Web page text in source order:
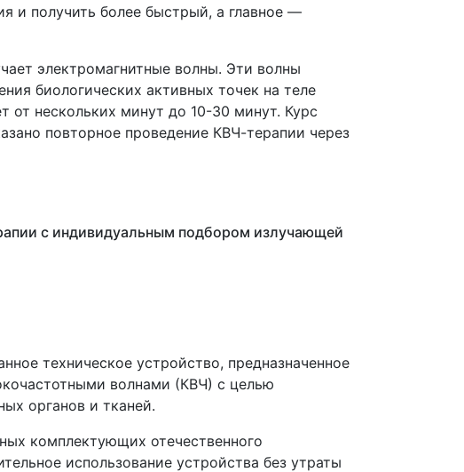
и получить более быстрый, а главное —
электромагнитные волны. Эти волны
биологических активных точек на теле
от нескольких минут до 10-30 минут. Курс
повторное проведение КВЧ-терапии через
с индивидуальным подбором излучающей
техническое устройство, предназначенное
волнами (КВЧ) с целью
органов и тканей.
комплектующих отечественного
использование устройства без утраты